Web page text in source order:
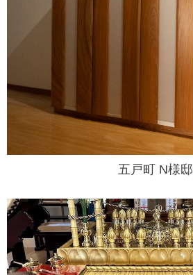
五戸町 N様邸